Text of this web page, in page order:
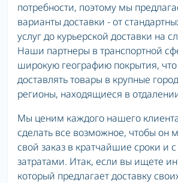
потребности, поэтому мы
варианты доставки - от
услуг до курьерской доставки на
Наши партнеры в транспортной
широкую географию покрытия,
доставлять товары в крупные
регионы, находящиеся в
Мы ценим каждого нашего
сделать все возможное, чтобы он
свой заказ в кратчайшие сроки и
затратами. Итак, если вы ищете
который предлагает доставку